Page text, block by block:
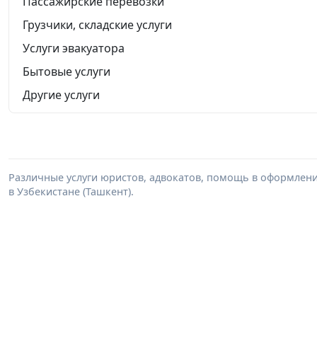
Грузчики, складские услуги
Услуги эвакуатора
Бытовые услуги
Другие услуги
Различные услуги юристов, адвокатов, помощь в
в Узбекистане (Ташкент).